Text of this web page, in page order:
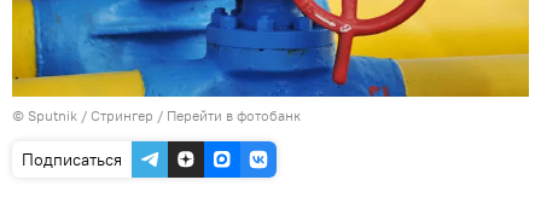
© Sputnik / Стрингер / Перейти в фотобанк
Подписаться